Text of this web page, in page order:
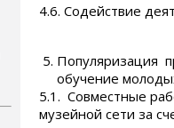
4.6. Содействие
Популяризация
обучение
5.1. Совместные
музейной сети за